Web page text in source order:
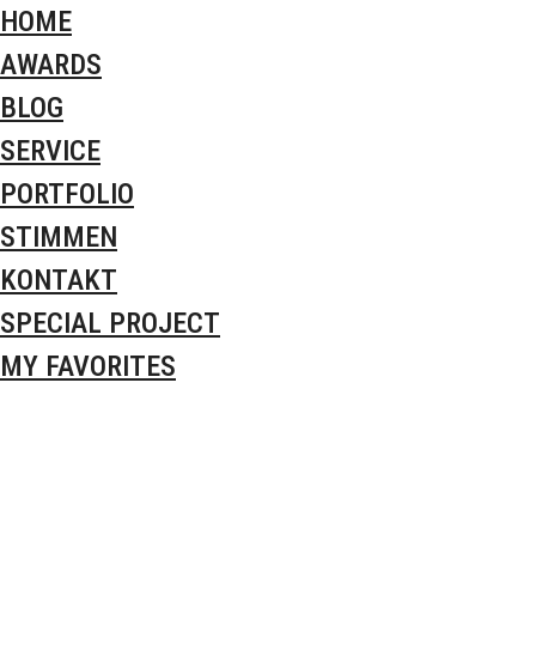
HOME
AWARDS
BLOG
SERVICE
PORTFOLIO
STIMMEN
KONTAKT
SPECIAL PROJECT
MY FAVORITES